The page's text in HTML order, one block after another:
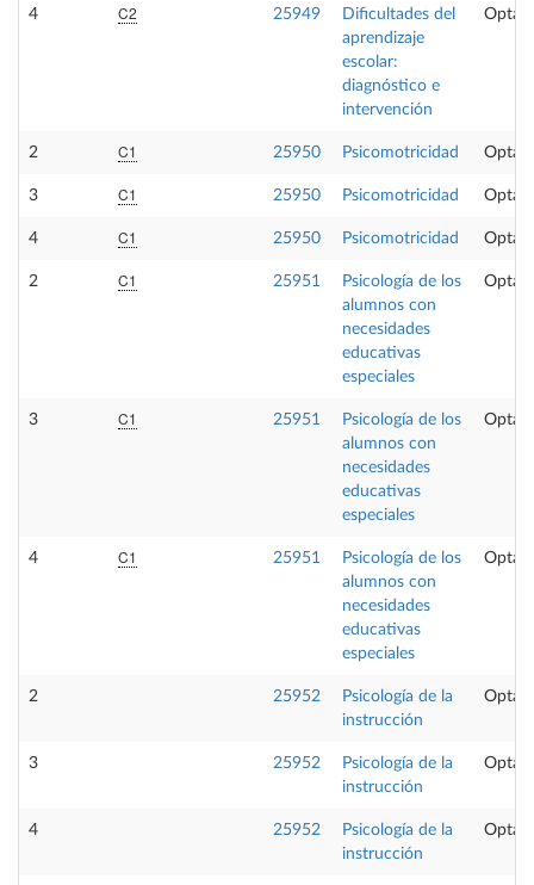
4 C2 25949
Dificultades del
aprendizaje
escolar:
diagnóstico e
intervención
2 C1 25950 Psicomotricidad
3 C1 25950 Psicomotricidad
4 C1 25950 Psicomotricidad
2 C1 25951
Psicología de los
alumnos con
necesidades
educativas
especiales
3 C1 25951
Psicología de los
alumnos con
necesidades
educativas
especiales
4 C1 25951
Psicología de los
alumnos con
necesidades
educativas
especiales
2 25952
Psicología de la
instrucción
3 25952
Psicología de la
instrucción
4 25952
Psicología de la
instrucción